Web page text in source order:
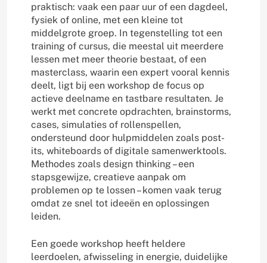
praktisch: vaak een paar uur of een dagdeel,
fysiek of online, met een kleine tot
middelgrote groep. In tegenstelling tot een
training of cursus, die meestal uit meerdere
lessen met meer theorie bestaat, of een
masterclass, waarin een expert vooral kennis
deelt, ligt bij een workshop de focus op
actieve deelname en tastbare resultaten. Je
werkt met concrete opdrachten, brainstorms,
cases, simulaties of rollenspellen,
ondersteund door hulpmiddelen zoals post-
its, whiteboards of digitale samenwerktools.
Methodes zoals design thinking – een
stapsgewijze, creatieve aanpak om
problemen op te lossen – komen vaak terug
omdat ze snel tot ideeën en oplossingen
leiden.
Een goede workshop heeft heldere
leerdoelen, afwisseling in energie, duidelijke